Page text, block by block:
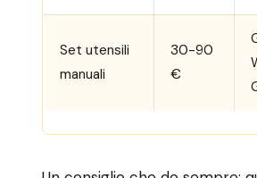
Set utensili
manuali
30-90
€